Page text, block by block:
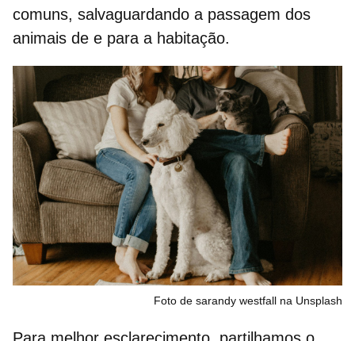
comuns, salvaguardando a passagem dos
animais de e para a habitação.
Foto de sarandy westfall na Unsplash